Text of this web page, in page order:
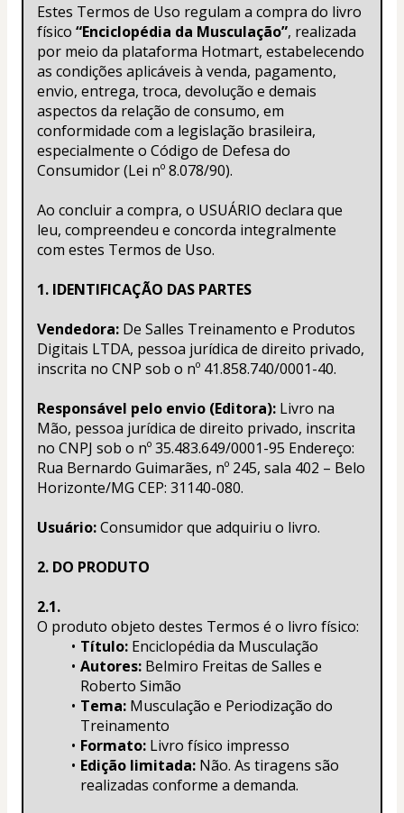
Estes Termos de Uso regulam a compra do livro
físico “Enciclopédia da Musculação”, realizada
por meio da plataforma Hotmart, estabelecendo
as condições aplicáveis à venda, pagamento,
envio, entrega, troca, devolução e demais
aspectos da relação de consumo, em
conformidade com a legislação brasileira,
especialmente o Código de Defesa do
Consumidor (Lei nº 8.078/90).
Ao concluir a compra, o USUÁRIO declara que
leu, compreendeu e concorda integralmente
com estes Termos de Uso.
1. IDENTIFICAÇÃO DAS PARTES
Vendedora: De Salles Treinamento e Produtos
Digitais LTDA, pessoa jurídica de direito privado,
inscrita no CNP sob o nº 41.858.740/0001-40.
Responsável pelo envio (Editora): Livro na
Mão, pessoa jurídica de direito privado, inscrita
no CNPJ sob o nº 35.483.649/0001-95 Endereço:
Rua Bernardo Guimarães, nº 245, sala 402 – Belo
Horizonte/MG CEP: 31140-080.
Usuário: Consumidor que adquiriu o livro.
2. DO PRODUTO
2.1.
O produto objeto destes Termos é o livro físico:
Título: Enciclopédia da Musculação
Autores: Belmiro Freitas de Salles e
Roberto Simão
Tema: Musculação e Periodização do
Treinamento
Formato: Livro físico impresso
Edição limitada: Não. As tiragens são
realizadas conforme a demanda.